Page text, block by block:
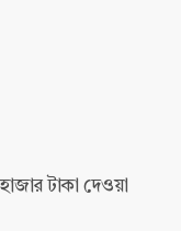
টাকা দেওয়া